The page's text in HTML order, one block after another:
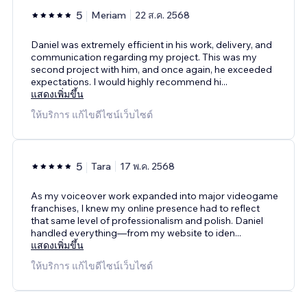
5 Meriam 22 ส.ค. 2568
Daniel was extremely efficient in his work, delivery, and
communication regarding my project. This was my
second project with him, and once again, he exceeded
expectations. I would highly recommend hi...
แสดงเพิ่มขึ้น
ให้บริการ แก้ไขดีไซน์เว็บไซต์
5 Tara 17 พ.ค. 2568
As my voiceover work expanded into major videogame
franchises, I knew my online presence had to reflect
that same level of professionalism and polish. Daniel
handled everything—from my website to iden...
แสดงเพิ่มขึ้น
ให้บริการ แก้ไขดีไซน์เว็บไซต์